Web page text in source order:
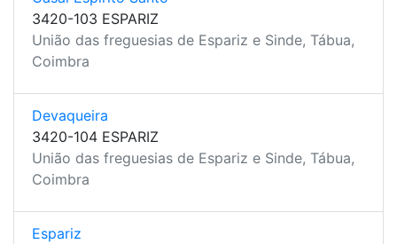
3420-103 ESPARIZ
União das freguesias de Espariz e Sinde, Tábua,
Coimbra
Devaqueira
3420-104 ESPARIZ
União das freguesias de Espariz e Sinde, Tábua,
Coimbra
Espariz